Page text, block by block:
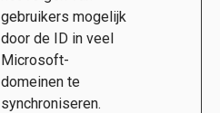
gebruikers mogelijk
door de ID in veel
Microsoft-
domeinen te
synchroniseren.